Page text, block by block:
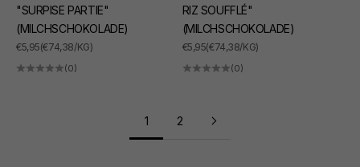
"SURPISE PARTIE"
(MILCHSCHOKOLADE)
ANGEBOT
€5,95(€74,38/KG)
(0)
RIZ SOUFFLÉ"
(MILCHSCHOKOLADE)
ANGEBOT
€5,95(€74,38/KG)
(0)
1 2